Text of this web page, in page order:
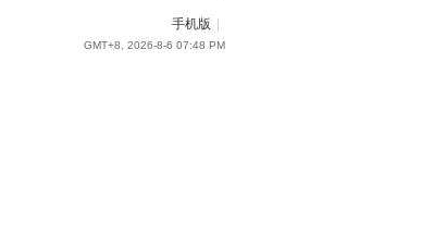
手机版
GMT+8, 2026-8-6 07:48 PM